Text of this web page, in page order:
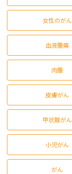
女性のがん
血液腫瘍
肉腫
皮膚がん
甲状腺がん
小児がん
がん